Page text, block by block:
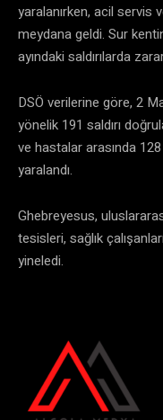
yaralanırken, acil servis
meydana geldi. Sur
ayındaki saldırılarda
DSÖ verilerine göre, 2
yönelik 191 saldırı
ve hastalar arasında
yaralandı.
Ghebreyesus,
tesisleri, sağlık
yineledi.